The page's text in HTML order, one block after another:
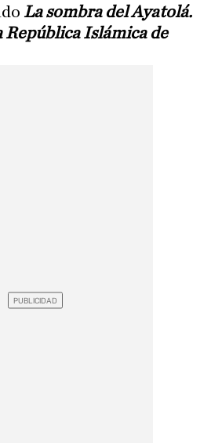
La sombra del Ayatolá.
República Islámica de